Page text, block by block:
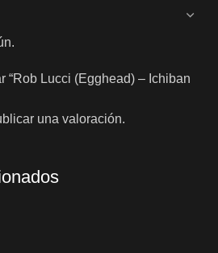
“Rob Lucci (Egghead) – Ichiban
una valoración.